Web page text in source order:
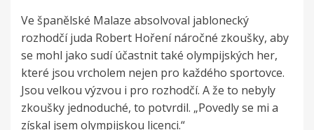
Ve španělské Malaze absolvoval jablonecký
rozhodčí juda Robert Hoření náročné zkoušky, aby
se mohl jako sudí účastnit také olympijských her,
které jsou vrcholem nejen pro každého sportovce.
Jsou velkou výzvou i pro rozhodčí. A že to nebyly
zkoušky jednoduché, to potvrdil. „Povedly se mi a
získal jsem olympijskou licenci.“